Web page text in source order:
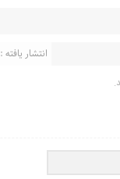
انتشار یافته : ۰